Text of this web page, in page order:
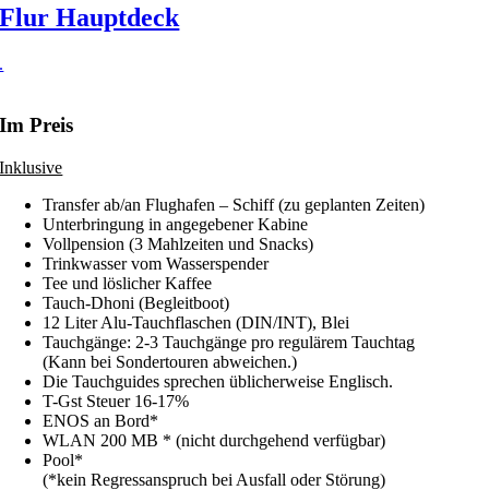
Flur Hauptdeck
.
Im Preis
Inklusive
Transfer ab/an Flughafen – Schiff (zu geplanten Zeiten)
Unterbringung in angegebener Kabine
Vollpension (3 Mahlzeiten und Snacks)
Trinkwasser vom Wasserspender
Tee und löslicher Kaffee
Tauch-Dhoni (Begleitboot)
12 Liter Alu-Tauchflaschen (DIN/INT), Blei
Tauchgänge: 2-3 Tauchgänge pro regulärem Tauchtag
(Kann bei Sondertouren abweichen.)
Die Tauchguides sprechen üblicherweise Englisch.
T-Gst Steuer 16-17%
ENOS an Bord*
WLAN 200 MB * (nicht durchgehend verfügbar)
Pool*
(*kein Regressanspruch bei Ausfall oder Störung)